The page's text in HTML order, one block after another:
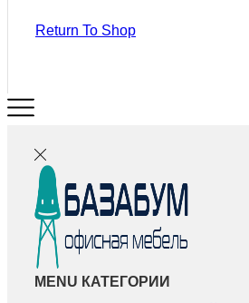
Return To Shop
MENU КАТЕГОРИИ